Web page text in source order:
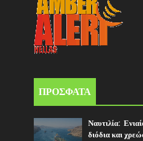
ΠΡΟΣΦΑΤΑ
Ναυτιλία:
διόδια και